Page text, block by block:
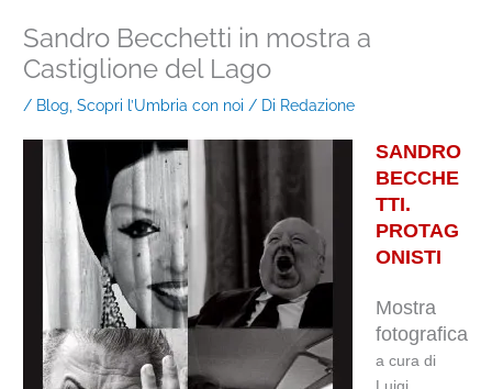
Sandro Becchetti in mostra a
Castiglione del Lago
/ Blog ,Scopri l’Umbria con noi / Di Redazione
SANDRO
BECCHE
TTI.
PROTAG
ONISTI
Mostra
fotografica
a cura di